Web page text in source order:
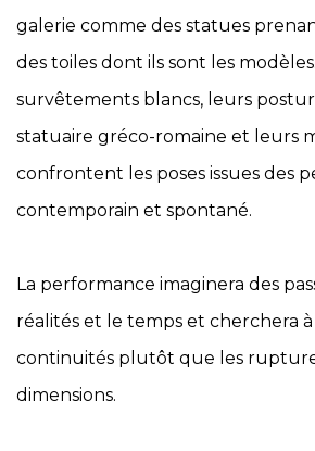
galerie comme des statues
des toiles dont ils sont les
survêtements blancs, leurs
statuaire gréco-romaine et leurs
confrontent les poses issues des
contemporain et spontané.
La performance imaginera des
réalités et le temps et cherchera
continuités plutôt que les
dimensions.